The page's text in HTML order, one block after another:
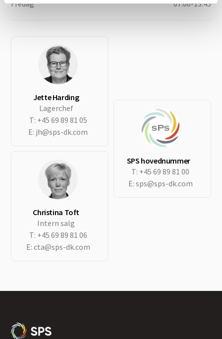
Fredag 07:00-13:45
Jette Harding
Lagerchef
T: +45 69 89 81 05
E: jh@sps-dk.com
Christina Toft
Intern salg
T: +45 69 89 81 06
E: cta@sps-dk.com
SPS hovednummer
T: +45 69 89 81 00
E: sps@sps-dk.com